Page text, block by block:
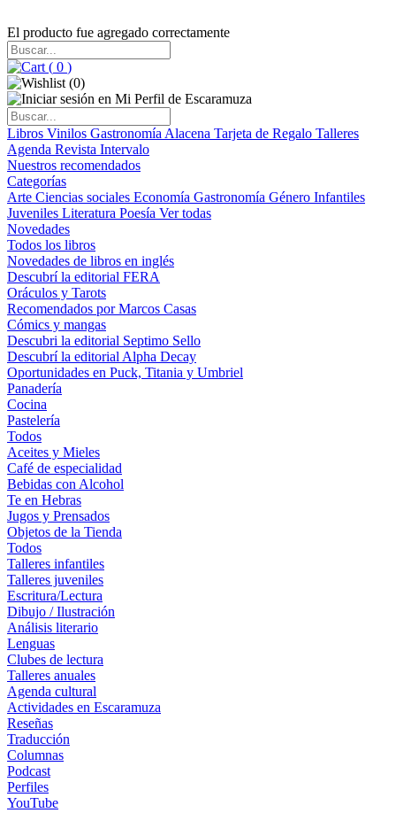
El producto fue agregado correctamente
( 0 )
(0)
Libros Vinilos Gastronomía Alacena Tarjeta de Regalo Talleres
Agenda Revista Intervalo
Nuestros recomendados
Categorías
Arte Ciencias sociales Economía Gastronomía Género Infantiles
Juveniles Literatura Poesía Ver todas
Novedades
Todos los libros
Novedades de libros en inglés
Descubrí la editorial FERA
Oráculos y Tarots
Recomendados por Marcos Casas
Cómics y mangas
Descubri la editorial Septimo Sello
Descubrí la editorial Alpha Decay
Oportunidades en Puck, Titania y Umbriel
Panadería
Cocina
Pastelería
Todos
Aceites y Mieles
Café de especialidad
Bebidas con Alcohol
Te en Hebras
Jugos y Prensados
Objetos de la Tienda
Todos
Talleres infantiles
Talleres juveniles
Escritura/Lectura
Dibujo / Ilustración
Análisis literario
Lenguas
Clubes de lectura
Talleres anuales
Agenda cultural
Actividades en Escaramuza
Reseñas
Traducción
Columnas
Podcast
Perfiles
YouTube